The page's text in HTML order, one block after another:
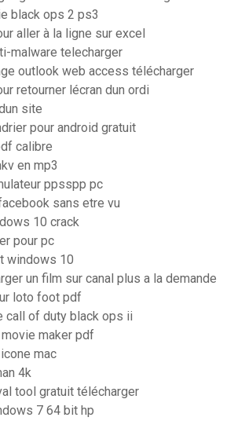
black ops 2 ps3
aller à la ligne sur excel
malware telecharger
outlook web access télécharger
retourner lécran dun ordi
site
pour android gratuit
calibre
en mp3
ppsspp pc
sans etre vu
10 crack
pour pc
windows 10
un film sur canal plus a la demande
loto foot pdf
call of duty black ops ii
maker pdf
mac
4k
tool gratuit télécharger
7 64 bit hp